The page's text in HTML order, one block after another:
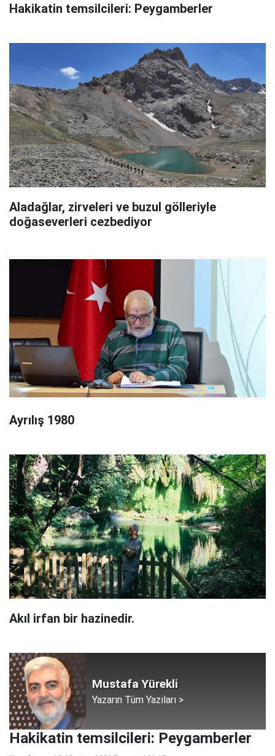
Hakikatin temsilcileri: Peygamberler
Aladağlar, zirveleri ve buzul gölleriyle
doğaseverleri cezbediyor
Ayrılış 1980
Akıl irfan bir hazinedir.
Mustafa Yürekli
Yazarın Tüm Yazıları >
Hakikatin temsilcileri: Peygamberler